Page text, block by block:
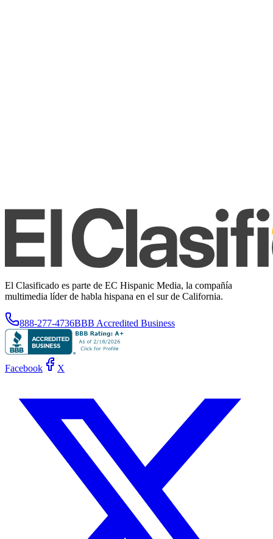
El Clasificado es parte de EC Hispanic Media, la compañía
multimedia líder de habla hispana en el sur de California.
888-277-4736BBB Accredited Business
Facebook X